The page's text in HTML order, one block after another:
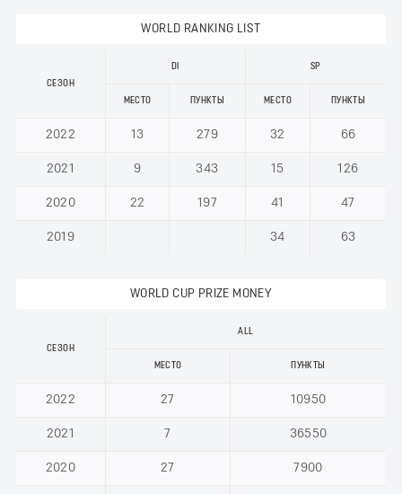
WORLD RANKING LIST
СЕЗОН
DI SP
МЕСТО ПУНКТЫ МЕСТО ПУНКТЫ
2022 13 279 32 66
2021 9 343 15 126
2020 22 197 41 47
2019 34 63
WORLD CUP PRIZE MONEY
СЕЗОН
ALL
МЕСТО ПУНКТЫ
2022 27 10950
2021 7 36550
2020 27 7900